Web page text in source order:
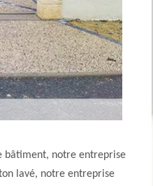
bâtiment, notre entreprise
lavé, notre entreprise